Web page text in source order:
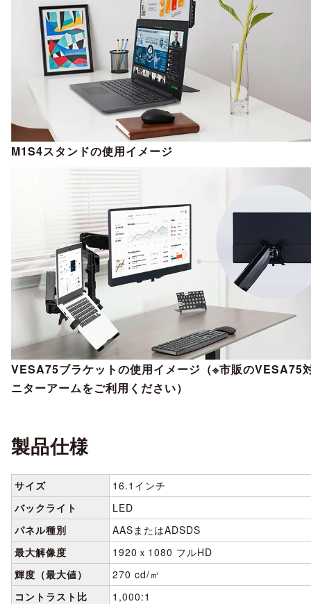
M1S4スタンドの使用イメージ
VESA75ブラケットの使用イメージ（※市販のVESA75
ニターアームをご利用ください）
製品仕様
サイズ
16.1インチ
バックライト
LED
パネル種別
AASまたはADSDS
最大解像度
1920ｘ1080 フルHD
輝度（最大値）
270 cd/㎡
コントラスト比
1,000:1